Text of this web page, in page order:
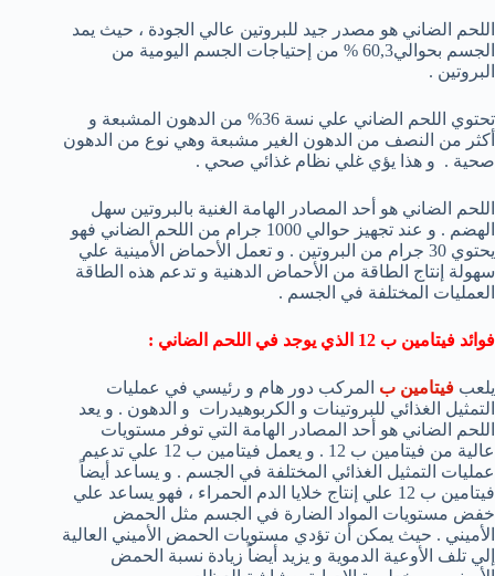
اللحم الضاني هو مصدر جيد للبروتين عالي الجودة ، حيث يمد
الجسم بحوالي60,3 % من إحتياجات الجسم اليومية من
البروتين .
تحتوي اللحم الضاني علي نسة 36% من الدهون المشبعة و
أكثر من النصف من الدهون الغير مشبعة وهي نوع من الدهون
صحية . و هذا يؤي غلي نظام غذائي صحي .
اللحم الضاني هو أحد المصادر الهامة الغنية بالبروتين سهل
الهضم . و عند تجهيز حوالي 1000 جرام من اللحم الضاني فهو
يحتوي 30 جرام من البروتين . و تعمل الأحماض الأمينية علي
سهولة إنتاج الطاقة من الأحماض الدهنية و تدعم هذه الطاقة
العمليات المختلفة في الجسم .
فوائد فيتامين ب 12 الذي يوجد في اللحم الضاني :
يلعب فيتامين ب المركب دور هام و رئيسي في عمليات
التمثيل الغذائي للبروتينات و الكربوهيدرات و الدهون . و يعد
اللحم الضاني هو أحد المصادر الهامة التي توفر مستويات
عالية من فيتامين ب 12 . و يعمل فيتامين ب 12 علي تدعيم
عمليات التمثيل الغذائي المختلفة في الجسم . و يساعد أيضاً
فيتامين ب 12 علي إنتاج خلايا الدم الحمراء ، فهو يساعد علي
خفض مستويات المواد الضارة في الجسم مثل الحمض
الأميني . حيث يمكن أن تؤدي مستويات الحمض الأميني العالية
إلي تلف الأوعية الدموية و يزيد أيضاً زيادة نسبة الحمض